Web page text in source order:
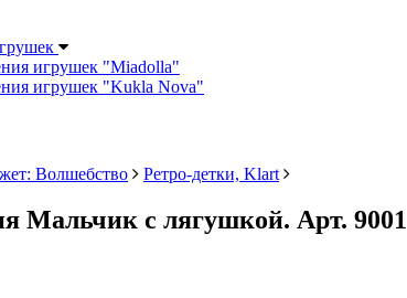
игрушек "Miadolla"
игрушек "Kukla Nova"
Волшебство Ретро-детки, Klart
Мальчик с лягушкой. Арт. 9001